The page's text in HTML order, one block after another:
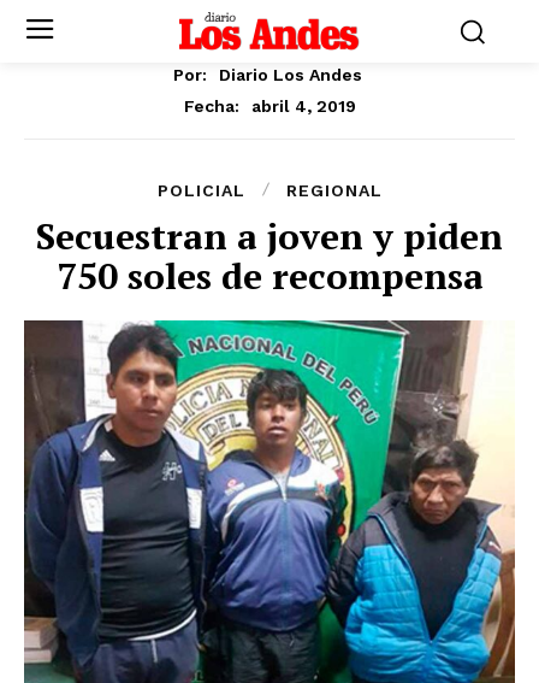
Por:
Diario Los Andes
Fecha:
abril 4, 2019
POLICIAL REGIONAL
Secuestran a joven y piden
750 soles de recompensa